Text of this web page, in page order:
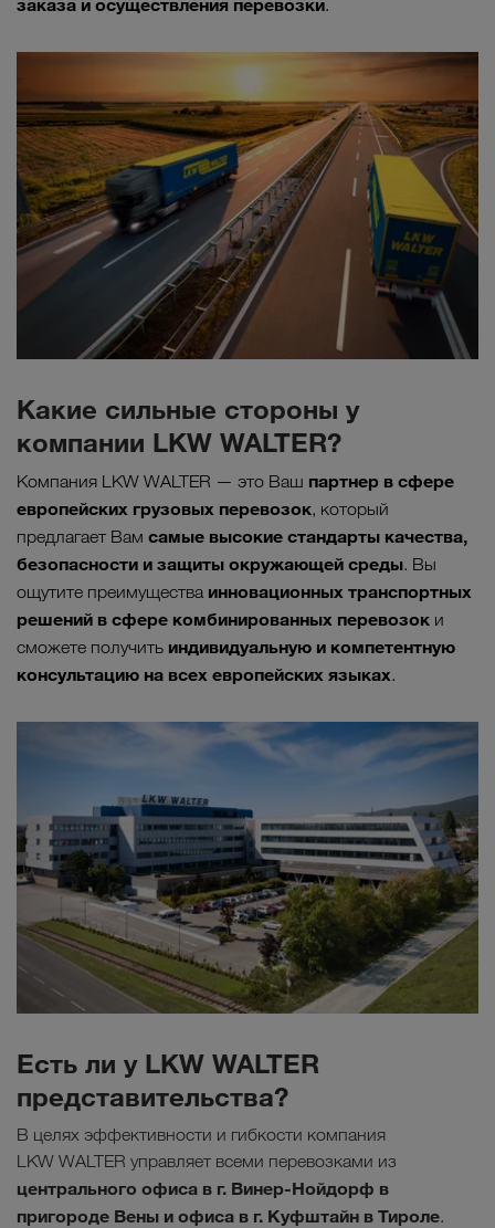
заказа и осуществления перевозки.
Какие сильные стороны у
компании LKW WALTER?
Компания LKW WALTER — это Ваш партнер в сфере
европейских грузовых перевозок, который
предлагает Вам самые высокие стандарты качества,
безопасности и защиты окружающей среды. Вы
ощутите преимущества инновационных транспортных
решений в сфере комбинированных перевозок и
сможете получить индивидуальную и компетентную
консультацию на всех европейских языках.
Есть ли у LKW WALTER
представительства?
В целях эффективности и гибкости компания
LKW WALTER управляет всеми перевозками из
центрального офиса в г. Винер-Нойдорф в
пригороде Вены и офиса в г. Куфштайн в Тироле.